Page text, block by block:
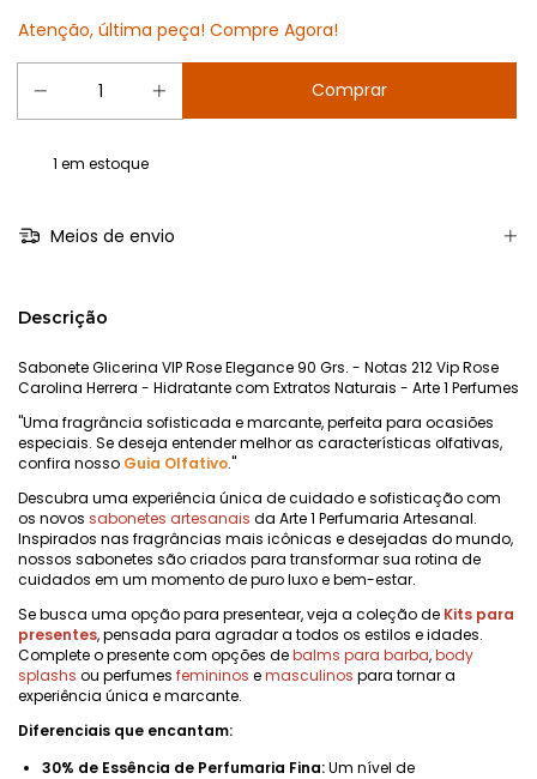
Atenção, última peça! Compre Agora!
1 em estoque
Meios de envio
Descrição
Sabonete Glicerina VIP Rose Elegance 90 Grs. - Notas 212 Vip Rose
Carolina Herrera - Hidratante com Extratos Naturais - Arte 1 Perfumes
"Uma fragrância sofisticada e marcante, perfeita para ocasiões
especiais. Se deseja entender melhor as características olfativas,
confira nosso Guia Olfativo."
Descubra uma experiência única de cuidado e sofisticação com
os novos sabonetes artesanais da Arte 1 Perfumaria Artesanal.
Inspirados nas fragrâncias mais icônicas e desejadas do mundo,
nossos sabonetes são criados para transformar sua rotina de
cuidados em um momento de puro luxo e bem-estar.
Se busca uma opção para presentear, veja a coleção de Kits para
presentes, pensada para agradar a todos os estilos e idades.
Complete o presente com opções debalms para barba,body
splashs ou perfumes femininos emasculinos para tornar a
experiência única e marcante.
Diferenciais que encantam:
30% de Essência de Perfumaria Fina:Um nível de